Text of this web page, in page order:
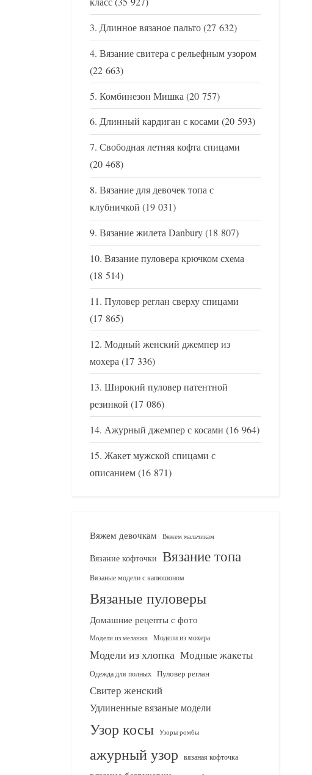
Длинное вязаное пальто(27 632)
Вязание свитера с рельефным узором
(22 663)
Комбинезон Мишка(20 757)
Длинный кардиган с косами (20 593)
Свободная летняя кофта спицами
(20 468)
Вязание для девочек топа с
клубничкой (19 031)
Вязание жилета Danbury(18 807)
Вязание пуловера крючком схема
(18 514)
Пуловер реглан сверху спицами
(17 865)
Модный женский джемпер из
мохера(17 336)
Широкий пуловер патентной
резинкой (17 086)
Ажурный джемпер с косами (16 964)
Жакет мужской спицами с
описанием(16 871)
Вяжем девочкам Вяжем мальчикам
Вязание кофточки Вязание топа
Вязаные модели с капюшоном
Вязаные пуловеры
Домашние рецепты с фото
Модели из меланжа Модели из мохера
Модели из хлопка Модные жакеты
Одежда для полных Пуловер реглан
Свитер женский
Удлиненные вязаные модели
Узор косы Узоры ромбы
ажурный узор вязаная кофточка